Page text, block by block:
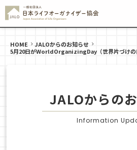
HOME
JALOからのお知らせ
5月20日がWorldOrganizingDay（世界片づけの
JALOからの
Information